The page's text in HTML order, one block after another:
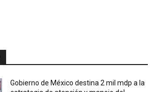
Gobierno de México destina 2 mil mdp a la